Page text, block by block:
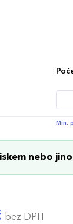
Min.
nebo
bez DPH